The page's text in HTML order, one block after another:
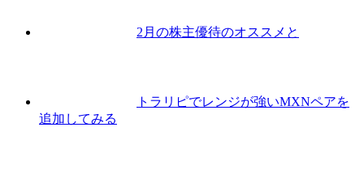
2月の株主優待のオススメと
トラリピでレンジが強いMXNペアを
追加してみる